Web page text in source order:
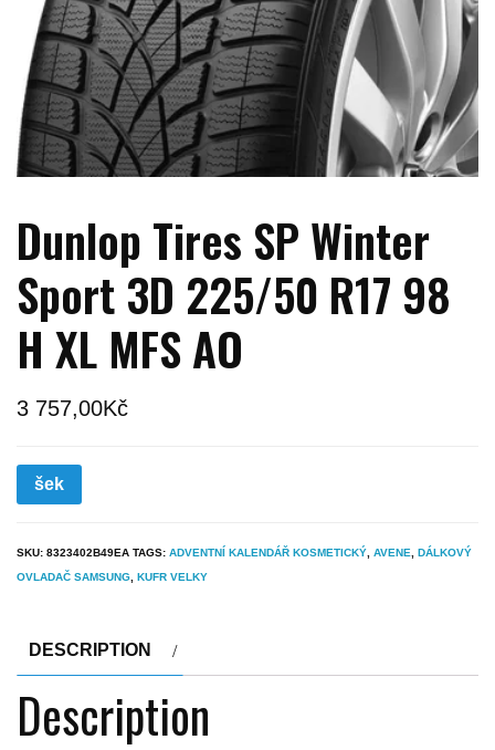
Dunlop Tires SP Winter
Sport 3D 225/50 R17 98
H XL MFS AO
3 757,00Kč
šek
SKU: 8323402B49EA TAGS: ADVENTNÍ KALENDÁŘ KOSMETICKÝ AVENE
DÁLKOVÝ
OVLADAČ SAMSUNG KUFR VELKY
DESCRIPTION
Description